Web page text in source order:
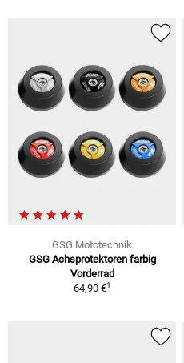
GSG Mototechnik
GSG Achsprotektoren farbig
Vorderrad
64,90 €1